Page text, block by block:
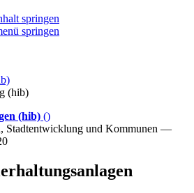
springen
springen
(hib)
(hib) ()
Stadtentwicklung und Kommunen —